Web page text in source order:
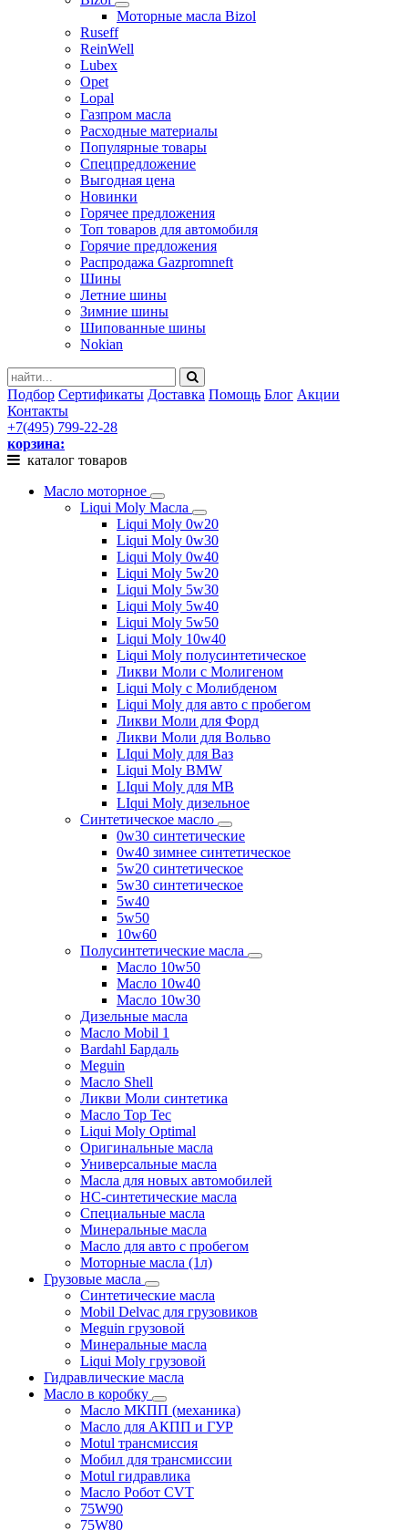
Моторные масла Bizol
Ruseff
ReinWell
Lubex
Opet
Lopal
Газпром масла
Расходные материалы
Популярные товары
Спецпредложение
Выгодная цена
Новинки
Горячее предложения
Топ товаров для автомобиля
Горячие предложения
Распродажа Gazpromneft
Шины
Летние шины
Зимние шины
Шипованные шины
Nokian
Подбор Сертификаты Доставка Помощь Блог Акции
Контакты
+7(495) 799-22-28
корзина:
каталог товаров
Масло моторное
Liqui Moly Масла
Liqui Moly 0w20
Liqui Moly 0w30
Liqui Moly 0w40
Liqui Moly 5w20
Liqui Moly 5w30
Liqui Moly 5w40
Liqui Moly 5w50
Liqui Moly 10w40
Liqui Moly полусинтетическое
Ликви Моли с Молигеном
Liqui Moly с Молибденом
Liqui Moly для авто с пробегом
Ликви Моли для Форд
Ликви Моли для Вольво
LIqui Moly для Ваз
Liqui Moly BMW
LIqui Moly для MB
LIqui Moly дизельное
Синтетическое масло
0w30 синтетические
0w40 зимнее синтетическое
5w20 синтетическое
5w30 синтетическое
5w40
5w50
10w60
Полусинтетические масла
Масло 10w50
Масло 10w40
Масло 10w30
Дизельные масла
Масло Mobil 1
Bardahl Бардаль
Meguin
Масло Shell
Ликви Моли синтетика
Масло Top Tec
Liqui Moly Optimal
Оригинальные масла
Универсальные масла
Масла для новых автомобилей
HC-синтетические масла
Специальные масла
Минеральные масла
Масло для авто с пробегом
Моторные масла (1л)
Грузовые масла
Синтетические масла
Mobil Delvac для грузовиков
Meguin грузовой
Минеральные масла
Liqui Moly грузовой
Гидравлические масла
Масло в коробку
Масло МКПП (механика)
Масло для АКПП и ГУР
Motul трансмиссия
Мобил для трансмиссии
Motul гидравлика
Масло Робот CVT
75W90
75W80